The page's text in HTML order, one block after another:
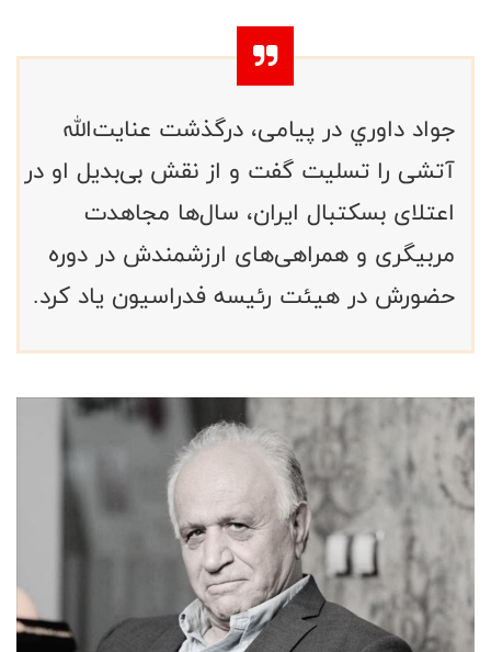
جواد داوري در پیامی، درگذشت عنایت‌الله
آتشی را تسلیت گفت و از نقش بی‌بدیل او در
اعتلای بسکتبال ایران، سال‌ها مجاهدت
مربیگری و همراهی‌های ارزشمندش در دوره
حضورش در هیئت رئیسه فدراسیون یاد کرد.